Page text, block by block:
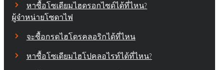
หาซื้อโซเดียมไฮดรอกไซด์ได้ที่ไหน?
ผู้จำหน่ายโซดาไฟ
จะซื้อกรดไฮโดรคลอริกได้ที่ไหน
หาซื้อโซเดียมไฮโปคลอไรท์ได้ที่ไหน?